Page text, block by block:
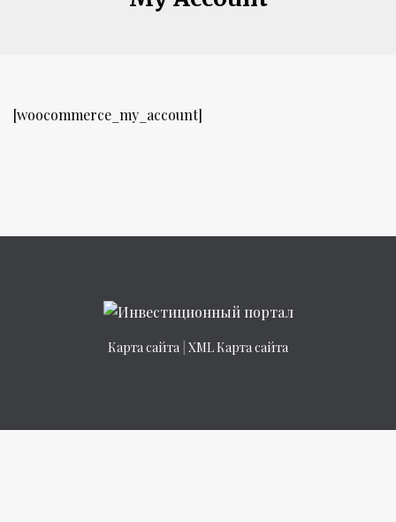
[woocommerce_my_account]
Карта сайта XML Карта сайта